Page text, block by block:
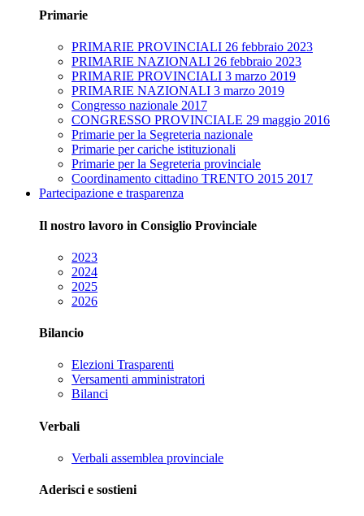
Primarie
PRIMARIE PROVINCIALI 26 febbraio 2023
PRIMARIE NAZIONALI 26 febbraio 2023
PRIMARIE PROVINCIALI 3 marzo 2019
PRIMARIE NAZIONALI 3 marzo 2019
Congresso nazionale 2017
CONGRESSO PROVINCIALE 29 maggio 2016
Primarie per la Segreteria nazionale
Primarie per cariche istituzionali
Primarie per la Segreteria provinciale
Coordinamento cittadino TRENTO 2015 2017
Partecipazione e trasparenza
Il nostro lavoro in Consiglio Provinciale
2023
2024
2025
2026
Bilancio
Elezioni Trasparenti
Versamenti amministratori
Bilanci
Verbali
Verbali assemblea provinciale
Aderisci e sostieni